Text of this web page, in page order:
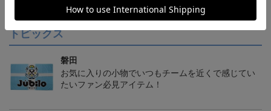
トピックス
磐田
お気に入りの小物でいつもチームを近くで感じてい
たいファン必見アイテム！